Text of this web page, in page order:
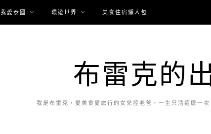
我愛泰國 環遊世界 美食住宿懶人包
布雷克的
我是布雷克，愛美食愛旅行的女兒控老爸，一生只活這麼一